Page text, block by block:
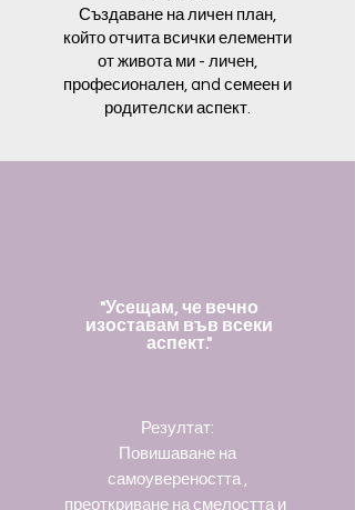
Създаване на личен план,
който отчита всички елементи
от живота ми - личен,
професионален, and семеен и
родителски аспект.
"Усещам, че вечно
изоставам във всеки
аспект."
Резултат:
Повишаване на
самоувереността ,
преоткриване на смелостта и